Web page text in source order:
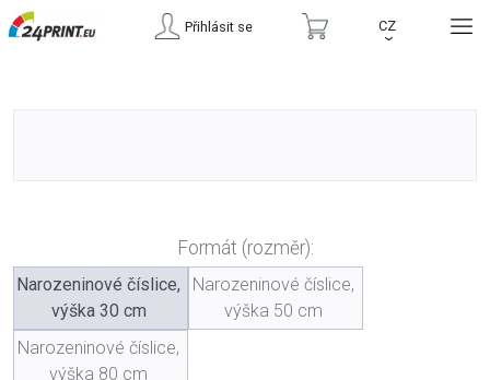
Přihlásit se CZ
›
Formát (rozměr):
Narozeninové číslice,
výška 30 cm
Narozeninové číslice,
výška 50 cm
Narozeninové číslice,
výška 80 cm